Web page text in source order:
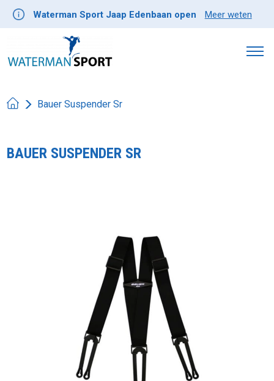
Waterman Sport Jaap Edenbaan open Meer weten
Bauer Suspender Sr
BAUER SUSPENDER SR